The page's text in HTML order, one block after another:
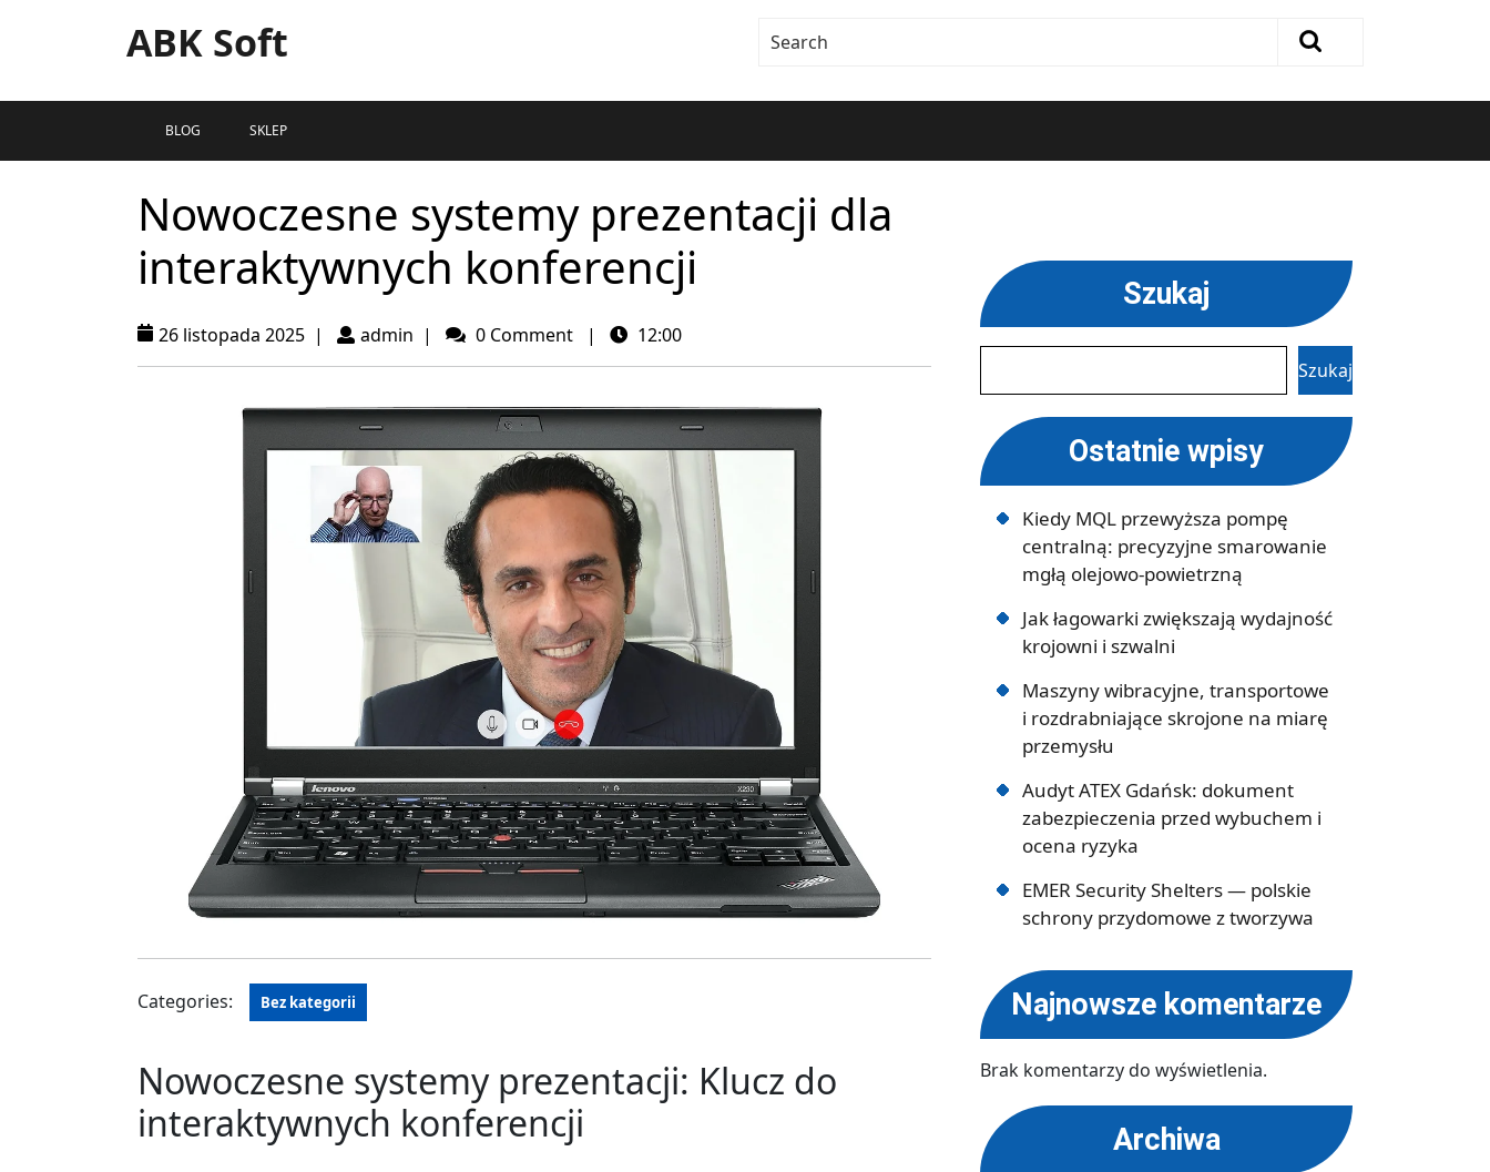
ABK Soft
BLOG SKLEP
Nowoczesne systemy prezentacji dla
interaktywnych konferencji
26 listopada 2025 | admin | 0 Comment | 12:00
Categories: Bez kategorii
Nowoczesne systemy prezentacji: Klucz do
interaktywnych konferencji
Szukaj
Szukaj
Ostatnie wpisy
Kiedy MQL przewyższa pompę
centralną: precyzyjne smarowanie
mgłą olejowo-powietrzną
Jak łagowarki zwiększają wydajność
krojowni i szwalni
Maszyny wibracyjne, transportowe
i rozdrabniające skrojone na miarę
przemysłu
Audyt ATEX Gdańsk: dokument
zabezpieczenia przed wybuchem i
ocena ryzyka
EMER Security Shelters — polskie
schrony przydomowe z tworzywa
Najnowsze komentarze
Brak komentarzy do wyświetlenia.
Archiwa